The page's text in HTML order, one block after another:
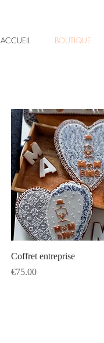
ACCUEIL BOUTIQUE
Aperçu rapide
Coffret entreprise
Prix
€75.00